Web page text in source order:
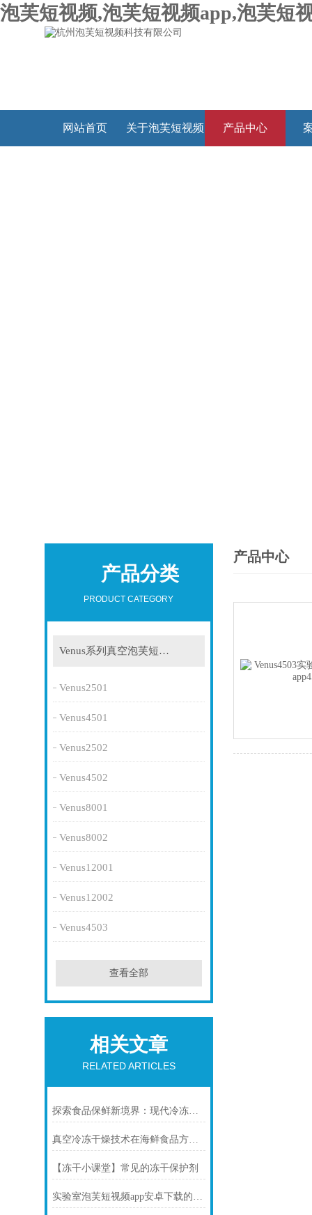
泡芙短视频,泡芙短视频app,泡芙短
网站首页 关于泡芙短视频 产品中心
产品分类
PRODUCT CATEGORY
Venus系列真空泡芙短视频app
Venus2501
Venus4501
Venus2502
Venus4502
Venus8001
Venus8002
Venus12001
Venus12002
Venus4503
查看全部
相关文章
RELATED ARTICLES
探索食品保鲜新境界：现代冷冻干燥系统在延长保质期与保持风味中的应用
真空冷冻干燥技术在海鲜食品方面的应用
【冻干小课堂】常见的冻干保护剂
实验室泡芙短视频app安卓下载的温度掌控需要了解哪些知识
产品中心